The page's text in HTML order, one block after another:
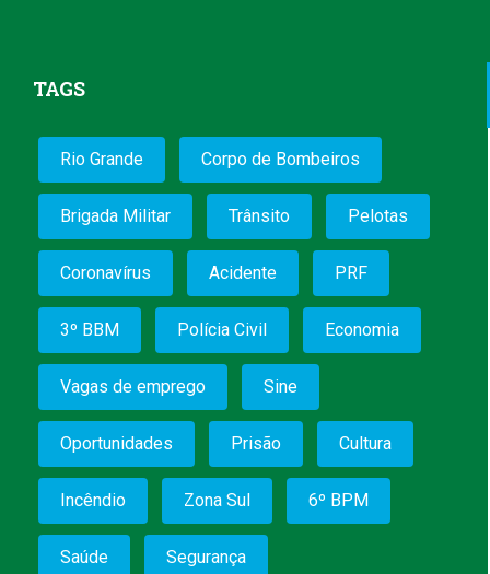
TAGS
Rio Grande Corpo de Bombeiros
Brigada Militar Trânsito Pelotas
Coronavírus Acidente PRF
3º BBM Polícia Civil Economia
Vagas de emprego Sine
Oportunidades Prisão Cultura
Incêndio Zona Sul 6º BPM
Saúde Segurança